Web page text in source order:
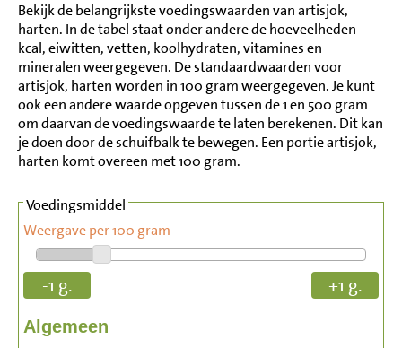
Bekijk de belangrijkste voedingswaarden van artisjok,
harten. In de tabel staat onder andere de hoeveelheden
kcal, eiwitten, vetten, koolhydraten, vitamines en
mineralen weergegeven. De standaardwaarden voor
artisjok, harten worden in 100 gram weergegeven. Je kunt
ook een andere waarde opgeven tussen de 1 en 500 gram
om daarvan de voedingswaarde te laten berekenen. Dit kan
je doen door de schuifbalk te bewegen. Een portie artisjok,
harten komt overeen met 100 gram.
Voedingsmiddel
Weergave per 100 gram
-1 g. +1 g.
Algemeen